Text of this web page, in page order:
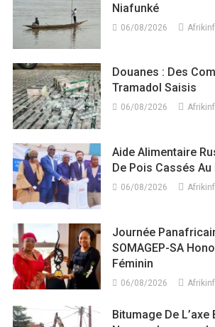
Niafunké
06/08/2026
Douanes : Des
Tramadol Saisis
06/08/2026
Aide Alimentaire
De Pois Cassés Au
06/08/2026
Journée
SOMAGEP-SA
Féminin
06/08/2026
Bitumage De L’axe